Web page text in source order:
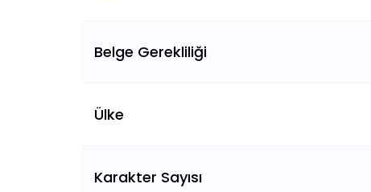
Belge Gerekliliği
Ülke
Karakter Sayısı